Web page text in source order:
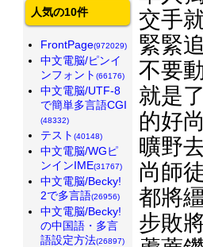
交手
緊緊
不要
就是
的好
曠野
尚師
都將
步敗
人気の10件
FrontPage(972029)
中文電脳/ピンイ
ンフォント (66176)
中文電脳/UTF-8
で簡単多言語CGI
(48332)
テスト (40148)
中文電脳/WGピ
ンインIME(31767)
中文電脳/Becky!
2で多言語(26956)
中文電脳/Becky!
の中国語・多言
語設定方法(26897)